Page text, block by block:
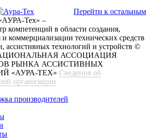
Перейти к остальным
Тех» –
компетенций в области создания,
коммерциализации технических средств
ассистивных технологий и устройств ©
АССОЦИАЦИЯ
РЫНКА АССИСТИВНЫХ
«АУРА-ТЕХ» Сведения об
организации
производителей